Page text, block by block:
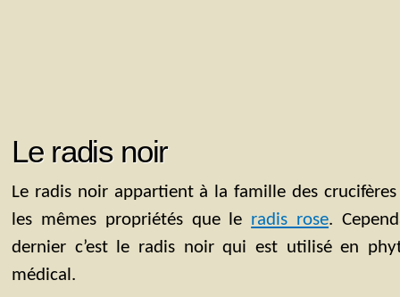
Le radis noir
Le radis noir appartient à la famille des
les mêmes propriétés que le radis rose.
dernier c’est le radis noir qui est utilisé en
médical.